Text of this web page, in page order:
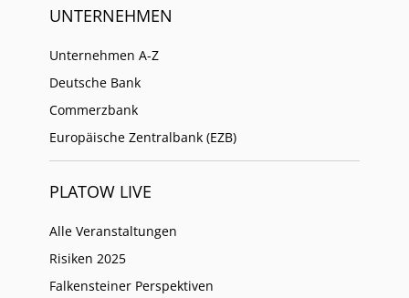
UNTERNEHMEN
Unternehmen A-Z
Deutsche Bank
Commerzbank
Europäische Zentralbank (EZB)
PLATOW LIVE
Alle Veranstaltungen
Risiken 2025
Falkensteiner Perspektiven